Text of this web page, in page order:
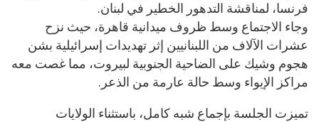
فرنسا، لمناقشة التدهور الخطير في لبنان.
وجاء الاجتماع وسط ظروف ميدانية قاهرة، حيث نزح
عشرات الآلاف من اللبنانيين إثر تهديدات إسرائيلية بشن
هجوم وشيك على الضاحية الجنوبية لبيروت، مما غصت معه
مراكز الإيواء وسط حالة عارمة من الذعر.
تميزت الجلسة بإجماع شبه كامل، باستثناء الولايات